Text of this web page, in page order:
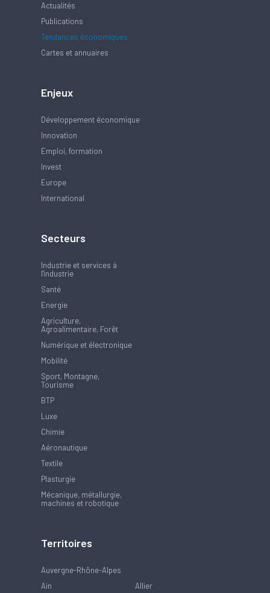
Actualités
Publications
Tendances économiques
Cartes et annuaires
Enjeux
Développement économique
Innovation
Emploi, formation
Invest
Europe
International
Secteurs
Industrie et services à
l'industrie
Santé
Energie
Agriculture,
Agroalimentaire, Forêt
Numérique et électronique
Mobilité
Sport, Montagne,
Tourisme
BTP
Luxe
Chimie
Aéronautique
Textile
Plasturgie
Mécanique, métallurgie,
machines et robotique
Territoires
Auvergne-Rhône-Alpes
Ain
Allier